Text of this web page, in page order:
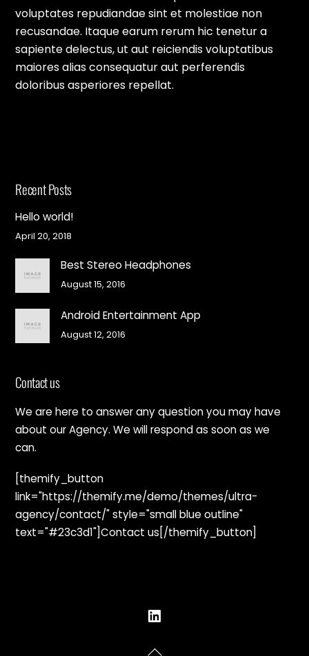
voluptates repudiandae sint et molestiae non
recusandae. Itaque earum rerum hic tenetur a
sapiente delectus, ut aut reiciendis voluptatibus
maiores alias consequatur aut perferendis
doloribus asperiores repellat.
Recent Posts
Hello world!
April 20, 2018
Best Stereo Headphones
August 15, 2016
Android Entertainment App
August 12, 2016
Contact us
We are here to answer any question you may have
about our Agency. We will respond as soon as we
can.
[themify_button
link="https://themify.me/demo/themes/ultra-
agency/contact/" style="small blue outline"
text="#23c3d1"]Contact us[/themify_button]
To
LinkedIn